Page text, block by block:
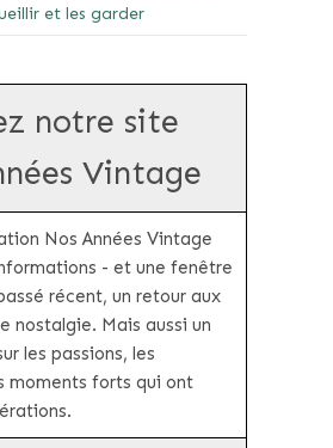
et les garder
notre site
Vintage
Nos Années Vintage
- et une fenêtre
récent, un retour aux
nostalgie. Mais aussi un
les passions, les
moments forts qui ont